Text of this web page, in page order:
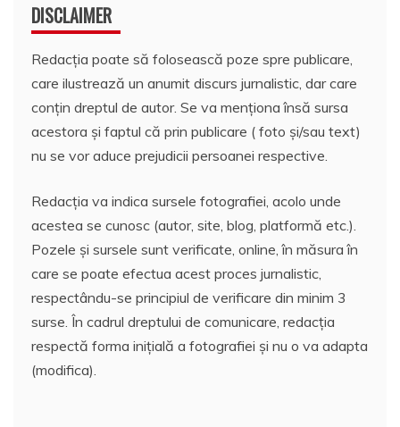
DISCLAIMER
Redacția poate să folosească poze spre publicare,
care ilustrează un anumit discurs jurnalistic, dar care
conțin dreptul de autor. Se va menționa însă sursa
acestora și faptul că prin publicare ( foto și/sau text)
nu se vor aduce prejudicii persoanei respective.
Redacția va indica sursele fotografiei, acolo unde
acestea se cunosc (autor, site, blog, platformă etc.).
Pozele și sursele sunt verificate, online, în măsura în
care se poate efectua acest proces jurnalistic,
respectându-se principiul de verificare din minim 3
surse. În cadrul dreptului de comunicare, redacția
respectă forma inițială a fotografiei și nu o va adapta
(modifica).